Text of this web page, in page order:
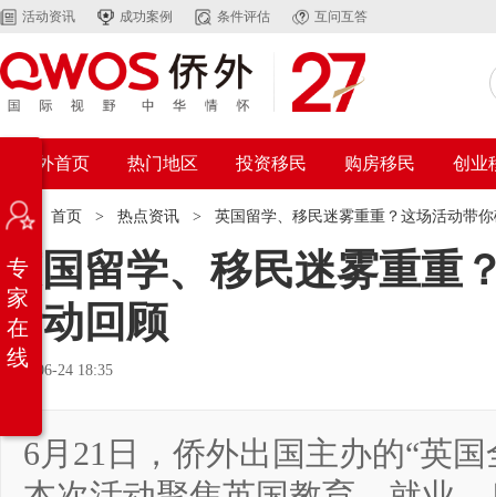
活动资讯 成功案例 条件评估 互问互答
侨外首页 热门地区 投资移民 购房移民 创业
位置： 首页 > 热点资讯 > 英国留学、移民迷雾重重？这场活动带
英国留学、移民迷雾重重
活动回顾
2025-06-24 18:35
6月21日，侨外出国主办的“英
专
家
在
线